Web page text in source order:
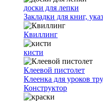
доски для лепки
Закладки для книг,
Квиллинг
кисти
Клеевой пистолет
Клеенка для уроков
Конструктор